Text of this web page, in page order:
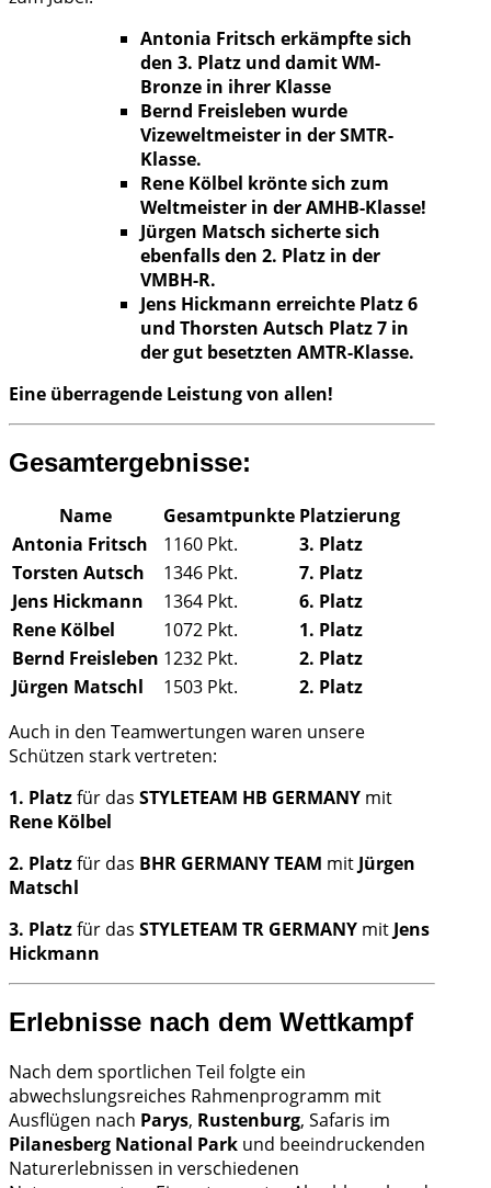
Antonia Fritsch erkämpfte sich
den 3. Platz und damit WM-
Bronze in ihrer Klasse
Bernd Freisleben wurde
Vizeweltmeister in der SMTR-
Klasse.
Rene Kölbel krönte sich zum
Weltmeister in der AMHB-Klasse!
Jürgen Matsch sicherte sich
ebenfalls den 2. Platz in der
VMBH-R.
Jens Hickmann erreichte Platz 6
und Thorsten Autsch Platz 7 in
der gut besetzten AMTR-Klasse.
Eine überragende Leistung von allen!
Gesamtergebnisse:
Name Gesamtpunkte Platzierung
Antonia Fritsch
1160 Pkt.
3. Platz
Torsten Autsch
1346 Pkt.
7. Platz
Jens Hickmann
1364 Pkt.
6. Platz
Rene Kölbel
1072 Pkt.
1. Platz
Bernd Freisleben 1232 Pkt.
2. Platz
Jürgen Matschl
1503 Pkt.
2. Platz
Auch in den Teamwertungen waren unsere
Schützen stark vertreten:
1. Platzfür das STYLETEAM HB GERMANY mit
Rene Kölbel
2. Platzfür das BHR GERMANY TEAM mit Jürgen
Matschl
3. Platzfür das STYLETEAM TR GERMANY mit Jens
Hickmann
Erlebnisse nach dem Wettkampf
Nach dem sportlichen Teil folgte ein
abwechslungsreiches Rahmenprogramm mit
Ausflügen nach Parys, Rustenburg, Safaris im
Pilanesberg National Park und beeindruckenden
Naturerlebnissen in verschiedenen